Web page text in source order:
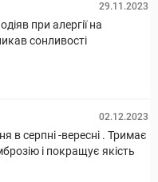
29.11.2023
при алергії на
сонливості
02.12.2023
в серпні -вересні . Тримає
і покращує якість